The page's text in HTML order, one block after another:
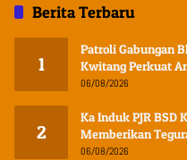
Berita Terbaru
1
Patroli Gabungan
Kwitang Perkuat
06/08/2026
2
Ka Induk PJR BSD
Memberikan
Dibahu Jalan di Tol
06/08/2026